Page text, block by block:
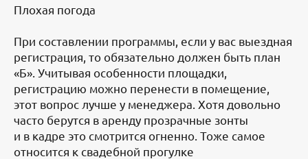
Плохая погода
При составлении программы, если у вас выездная
регистрация, то обязательно должен быть план
«Б». Учитывая особенности площадки,
регистрацию можно перенести в помещение,
этот вопрос лучше у менеджера. Хотя довольно
часто берутся в аренду прозрачные зонты
и в кадре это смотрится огненно. Тоже самое
относится к свадебной прогулке